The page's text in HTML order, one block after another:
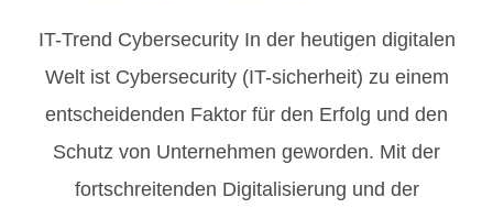
IT-Trend Cybersecurity In der heutigen digitalen
Welt ist Cybersecurity (IT-sicherheit) zu einem
entscheidenden Faktor für den Erfolg und den
Schutz von Unternehmen geworden. Mit der
fortschreitenden Digitalisierung und der